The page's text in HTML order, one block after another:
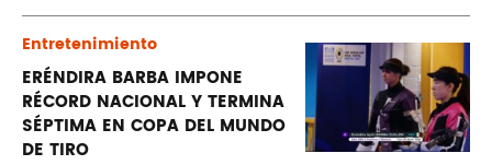
Entretenimiento
ERÉNDIRA BARBA IMPONE
RÉCORD NACIONAL Y TERMINA
SÉPTIMA EN COPA DEL MUNDO
DE TIRO